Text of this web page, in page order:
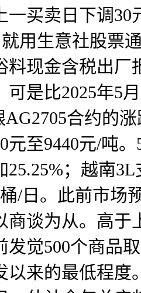
一买卖日下调30
用生意社股票
料现金含税出厂
可是比2025年5
AG2705合约的
元至9440元/吨
25.25%；越南
/日。此前市场
商谈为从。高于
发觉500个商品
以来的最低程度